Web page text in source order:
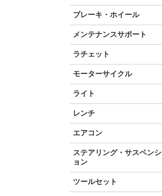
ブレーキ・ホイール
メンテナンスサポート
ラチェット
モーターサイクル
ライト
レンチ
エアコン
ステアリング・サスペンシ
ョン
ツールセット